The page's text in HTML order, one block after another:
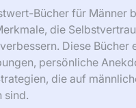
Bücher für Männer
die
Diese Bücher
persönliche
die auf
sind.